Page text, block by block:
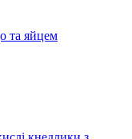
та яйцем